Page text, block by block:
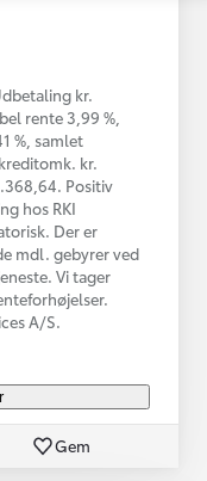
kr.
rente 3,99 %,
%, samlet
kr.
Positiv
hos RKI
Der er
mdl. gebyrer ved
Vi tager
A/S.
Gem